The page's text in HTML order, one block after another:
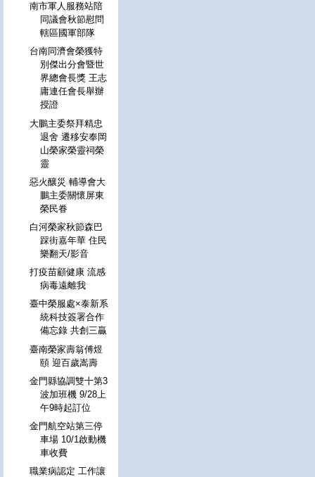
南市軍人服務站陪
同議會秋節慰問
轄區國軍部隊
台南同濟會榮獲特
別傑出分會暨世
界總會長獎 王志
庸連任會長舉辦
授證
大鵬主委祭拜精忠
退舍 遷移安奉岡
山榮家榮靈祠榮
靈
惡火釀災 輔導會大
鵬主委關懷屏東
榮民眷
白河榮家秋節森巴
踩街嘉年華 住民
樂翻天/影音
打疫苗顧健康 流感
病毒遠離我
臺中榮服處×泰新系
統科技簽署合作
備忘錄 共創三贏
臺南榮家壽翁傅煜
頤 迎百歲嵩壽
金門縣協調雙十第3
波加班機 9/28上
午9時起訂位
金門航空站第三停
車場 10/1啟動機
車收費
職業病認定 工作讓